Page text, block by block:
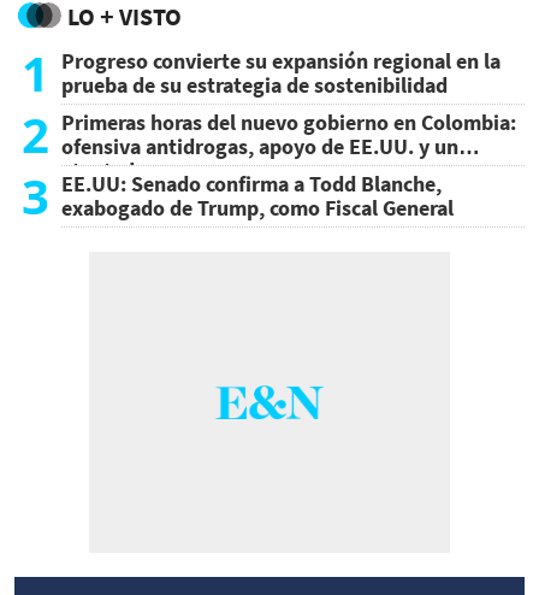
LO + VISTO
1
Progreso convierte su expansión regional en la
prueba de su estrategia de sostenibilidad
2 Primeras horas del nuevo gobierno en Colombia:
ofensiva antidrogas, apoyo de EE.UU. y un
atentado
3 EE.UU: Senado confirma a Todd Blanche,
exabogado de Trump, como Fiscal General